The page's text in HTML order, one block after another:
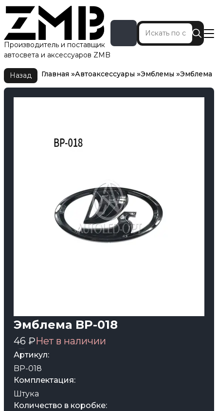
Производитель и поставщик
автосвета и аксессуаров ZMB
Главная Автоаксессуары Эмблемы
Назад Главная Автоаксессуары Эмблемы Эмблема
Эмблема BP-018
46 ₽Нет в наличии
Артикул:
BP-018
Комплектация:
Штука
Количество в коробке: